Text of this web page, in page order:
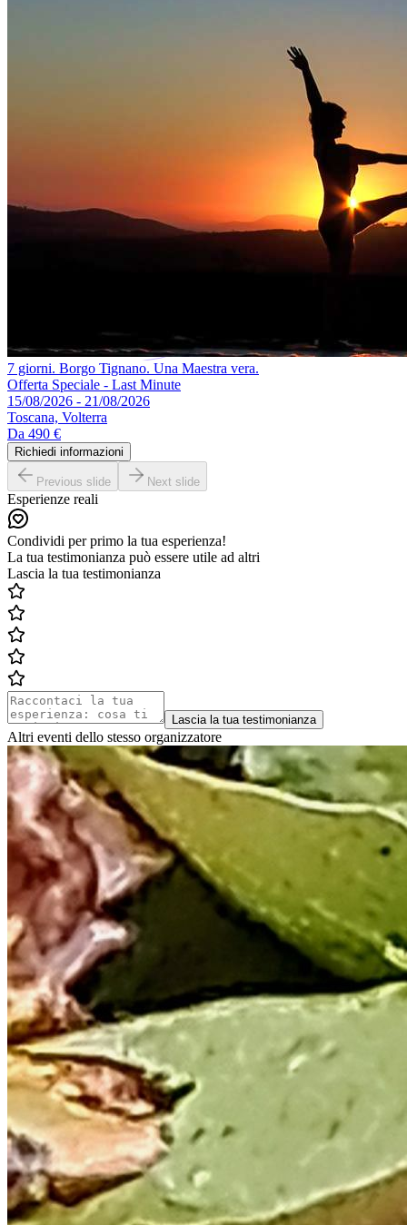
7 giorni. Borgo Tignano. Una Maestra vera.
Offerta Speciale - Last Minute
15/08/2026 - 21/08/2026
Toscana, Volterra
Da 490 €
Richiedi informazioni
Previous slide Next slide
Esperienze reali
Condividi per primo la tua esperienza!
La tua testimonianza può essere utile ad altri
Lascia la tua testimonianza
Lascia la tua testimonianza
Altri eventi dello stesso organizzatore